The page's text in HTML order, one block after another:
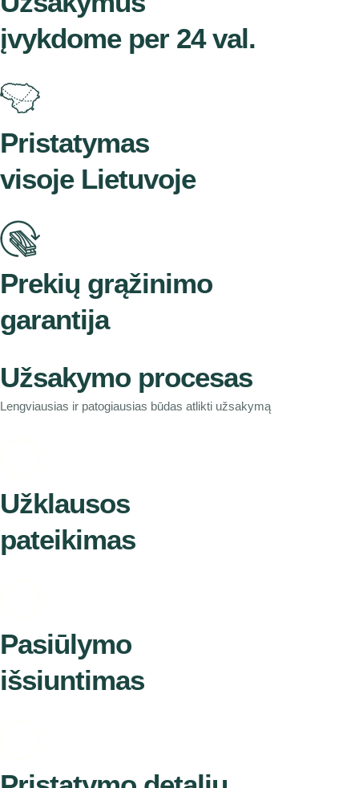
įvykdome per 24 val.
Pristatymas
visoje Lietuvoje
Prekių grąžinimo
garantija
Užsakymo procesas
Lengviausias ir patogiausias būdas atlikti užsakymą
Užklausos
pateikimas
Pasiūlymo
išsiuntimas